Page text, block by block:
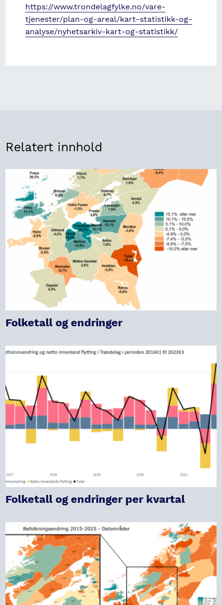
https://www.trondelagfylke.no/vare-
tjenester/plan-og-areal/kart-statistikk-og-
analyse/nyhetsarkiv-kart-og-statistikk/
Relatert innhold
Folketall og endringer
Folketall og endringer per kvartal